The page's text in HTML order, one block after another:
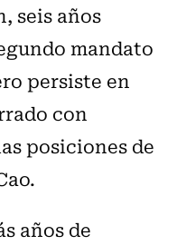
seis años
mandato
persiste en
con
posiciones de
años de